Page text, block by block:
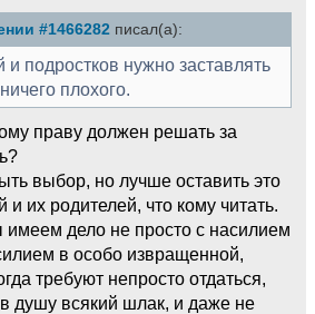
#1466282 писал(а):
и подростков нужно заставлять
плохого.
праву должен решать за
выбор, но лучше оставить это
и их родителей, что кому читать.
дело не просто с насилием
в особо извращенной,
требуют непросто отдаться,
в душу всякий шлак, и даже не